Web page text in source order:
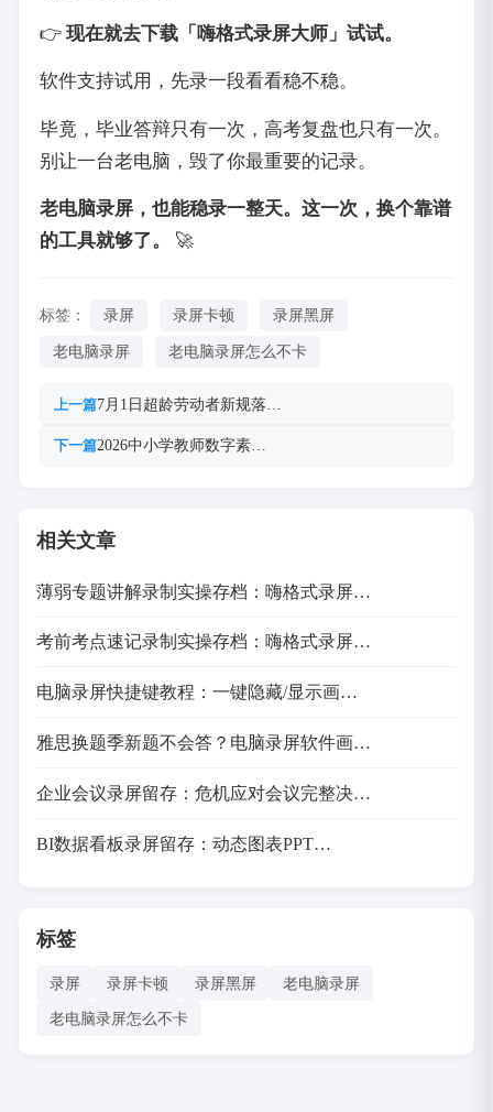
👉 现在就去下载「嗨格式录屏大师」试试。
软件支持试用，先录一段看看稳不稳。
毕竟，毕业答辩只有一次，高考复盘也只有一次。
别让一台老电脑，毁了你最重要的记录。
老电脑录屏，也能稳录一整天。这一次，换个靠谱
的工具就够了。
🚀
标签： 录屏 录屏卡顿 录屏黑屏
老电脑录屏 老电脑录屏怎么不卡
上一篇7月1日超龄劳动者新规落…
下一篇2026中小学教师数字素…
相关文章
薄弱专题讲解录制实操存档：嗨格式录屏…
考前考点速记录制实操存档：嗨格式录屏…
电脑录屏快捷键教程：一键隐藏/显示画…
雅思换题季新题不会答？电脑录屏软件画…
企业会议录屏留存：危机应对会议完整决…
BI数据看板录屏留存：动态图表PPT…
标签
录屏 录屏卡顿 录屏黑屏
老电脑录屏
老电脑录屏怎么不卡